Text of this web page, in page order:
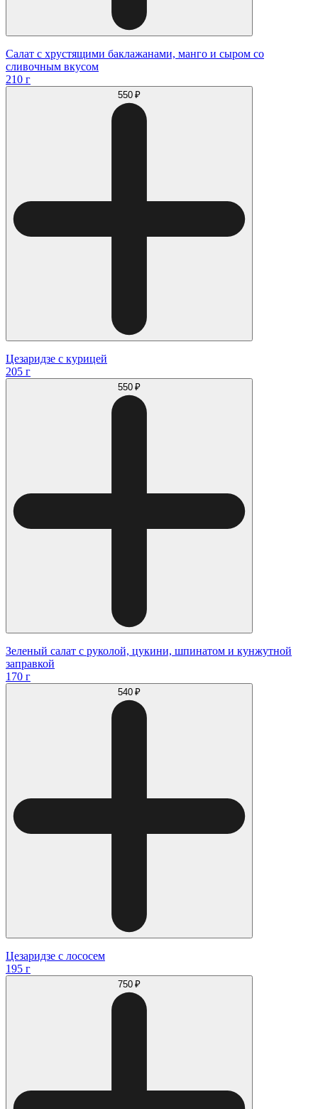
Салат с хрустящими баклажанами, манго и сыром со
сливочным вкусом
210 г
550 ₽
Цезаридзе с курицей
205 г
550 ₽
Зеленый салат с руколой, цукини, шпинатом и кунжутной
заправкой
170 г
540 ₽
Цезаридзе с лососем
195 г
750 ₽